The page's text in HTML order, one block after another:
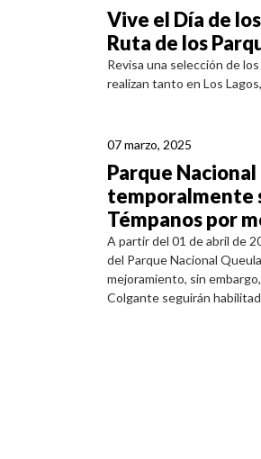
Vive el Día de
Ruta de los
Revisa una selección de
realizan tanto en Los
07 marzo, 2025
Parque
temporalmente
Témpanos por
A partir del 01 de abril de
del Parque Nacional
mejoramiento, sin
Colgante seguirán